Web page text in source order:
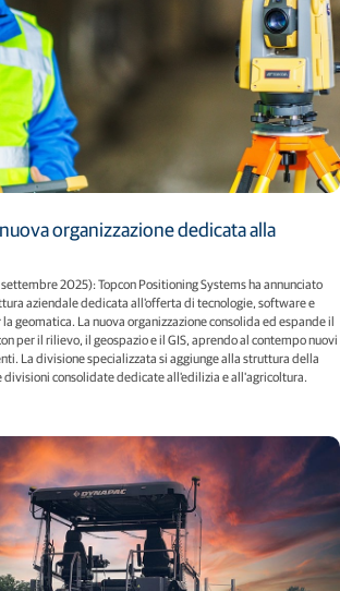
organizzazione dedicata alla
2025): Topcon Positioning Systems ha annunciato
aziendale dedicata all'offerta di tecnologie, software e
geomatica. La nuova organizzazione consolida ed espande il
per il rilievo, il geospazio e il GIS, aprendo al contempo nuovi
La divisione specializzata si aggiunge alla struttura della
divisioni consolidate dedicate all'edilizia e all'agricoltura.